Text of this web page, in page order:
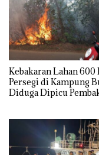
Kebakaran Lahan 600
Persegi di Kampung
Diduga Dipicu